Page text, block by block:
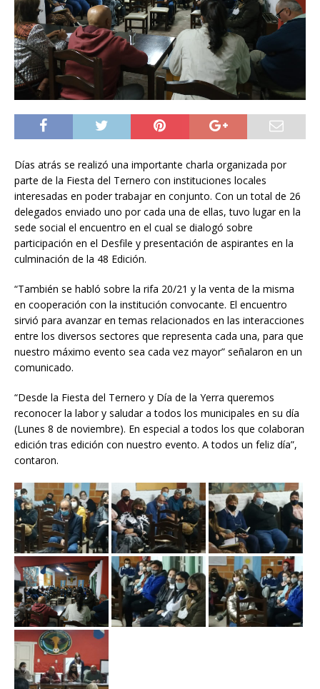
Días atrás se realizó una importante charla organizada por
parte de la Fiesta del Ternero con instituciones locales
interesadas en poder trabajar en conjunto. Con un total de 26
delegados enviado uno por cada una de ellas, tuvo lugar en la
sede social el encuentro en el cual se dialogó sobre
participación en el Desfile y presentación de aspirantes en la
culminación de la 48 Edición.
“También se habló sobre la rifa 20/21 y la venta de la misma
en cooperación con la institución convocante. El encuentro
sirvió para avanzar en temas relacionados en las interacciones
entre los diversos sectores que representa cada una, para que
nuestro máximo evento sea cada vez mayor” señalaron en un
comunicado.
“Desde la Fiesta del Ternero y Día de la Yerra queremos
reconocer la labor y saludar a todos los municipales en su día
(Lunes 8 de noviembre). En especial a todos los que colaboran
edición tras edición con nuestro evento. A todos un feliz día”,
contaron.